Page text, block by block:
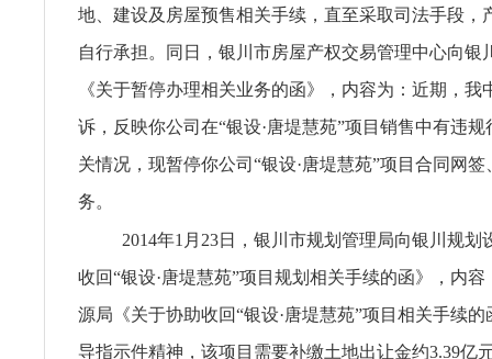
地、建设及房屋预售相关手续，直至采取司法手段，
自行承担。同日，银川市房屋产权交易管理中心向银
《关于暂停办理相关业务的函》，内容为：近期，我
诉，反映你公司在“银设·唐堤慧苑”项目销售中有违
关情况，现暂停你公司“银设·唐堤慧苑”项目合同网
务。
2014年1月23日，银川市规划管理局向银川规划
收回“银设·唐堤慧苑”项目规划相关手续的函》，内
源局《关于协助收回“银设·唐堤慧苑”项目相关手续
导指示件精神，该项目需要补缴土地出让金约3.39亿